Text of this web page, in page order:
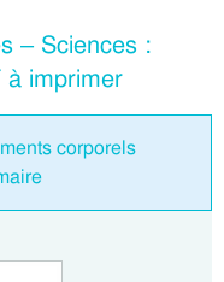
– Sciences :
à imprimer
corporels